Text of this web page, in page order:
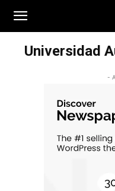
Universidad
-